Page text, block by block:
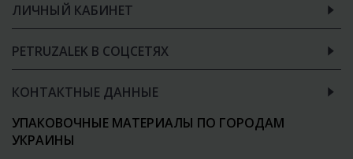
ЛИЧНЫЙ КАБИНЕТ
PETRUZALEK В СОЦСЕТЯХ
КОНТАКТНЫЕ ДАННЫЕ
УПАКОВОЧНЫЕ МАТЕРИАЛЫ ПО ГОРОДАМ
УКРАИНЫ